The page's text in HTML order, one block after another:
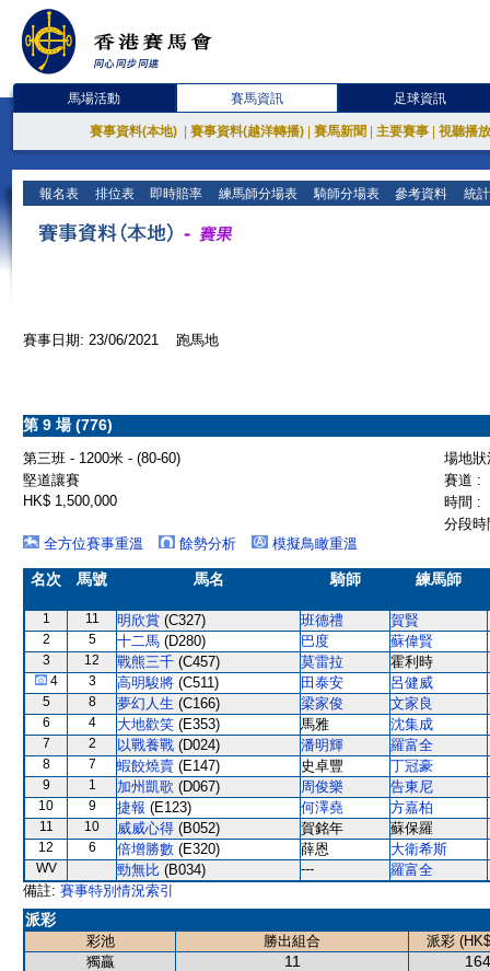
馬場活動 賽馬資訊 足球資訊
賽事資料(本地) 賽事資料(越洋轉播) 賽馬新聞 主要賽事 視聽播
報名表 排位表 即時賠率 練馬師分場表 騎師分場表 參考資料 統
賽事日期: 23/06/2021 跑馬地
第 9 場 (776)
第三班 - 1200米 - (80-60)
場地
堅道讓賽
賽道 :
HK$ 1,500,000
時間 :
分段
全方位賽事重溫
餘勢分析 模擬鳥瞰重溫
名次 馬號 馬名 騎師 練馬師
1 11 明欣賞 (C327) 班德禮 賀賢
2 5 十二馬 (D280) 巴度 蘇偉賢
3 12 戰熊三千 (C457) 莫雷拉 霍利時
4 3 高明駿將 (C511) 田泰安 呂健威
5 8 夢幻人生 (C166) 梁家俊 文家良
6 4 大地歡笑 (E353) 馬雅 沈集成
7 2 以戰養戰 (D024) 潘明輝 羅富全
8 7 蝦餃燒賣 (E147) 史卓豐 丁冠豪
9 1 加州凱歌 (D067) 周俊樂 告東尼
10 9 捷報 (E123) 何澤堯 方嘉柏
11 10 威威心得 (B052) 賀銘年 蘇保羅
12 6 倍增勝數 (E320) 薛恩 大衛希斯
WV 勁無比 (B034) ---
羅富全
備註: 賽事特別情況索引
派彩
彩池 勝出組合
派彩
獨贏
11